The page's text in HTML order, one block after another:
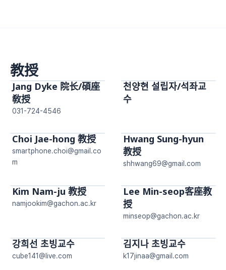
教授
Jang Dyke 院长/碩座
敎授
031-724-4546
천양현 설립자/석좌교
수
Choi Jae-hong 教授
smartphone.choi@gmail.co
m
Hwang Sung-hyun
教授
shhwang69@gmail.com
Kim Nam-ju 教授
namjookim@gachon.ac.kr
Lee Min-seop客座教
授
minseop@gachon.ac.kr
강희선 초빙교수
cube141@live.com
김지나 초빙교수
k17jinaa@gmail.com